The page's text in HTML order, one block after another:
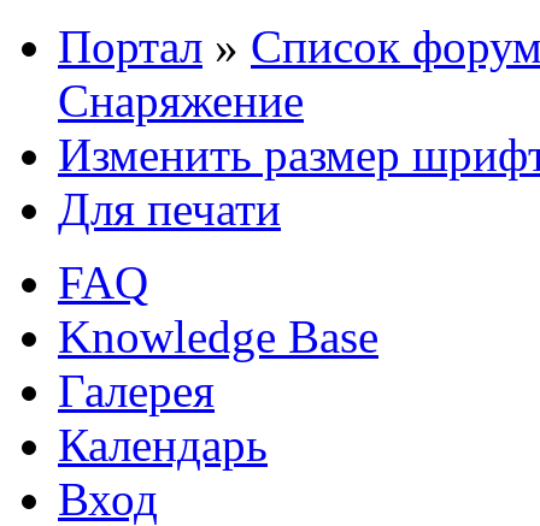
Портал » Список
Снаряжение
Изменить размер
Для печати
FAQ
Knowledge Base
Галерея
Календарь
Вход